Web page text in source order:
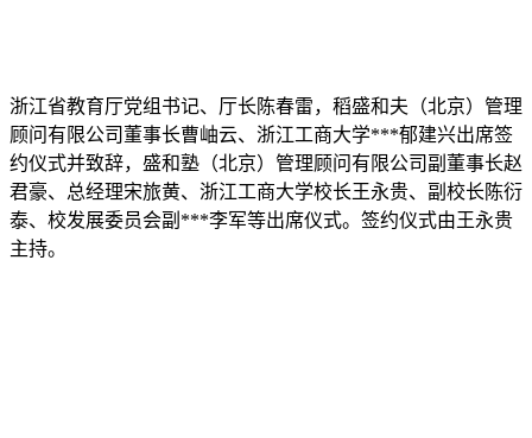
浙江省教育厅党组书记、厅长陈春雷，稻盛和夫（北京）管理
顾问有限公司董事长曹岫云、浙江工商大学***郁建兴出席签
约仪式并致辞，盛和塾（北京）管理顾问有限公司副董事长赵
君豪、总经理宋旅黄、浙江工商大学校长王永贵、副校长陈衍
泰、校发展委员会副***李军等出席仪式。签约仪式由王永贵
主持。